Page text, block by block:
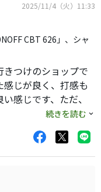
を打ちこなす腕が無
ましたが、定価相
ありませんでした)
2025/11/4（火）11:33
CBT 626」、シャ
つけのショップで
じが良く、打感も
感じです、ただ、
出ない値段ですね。
続きを読む